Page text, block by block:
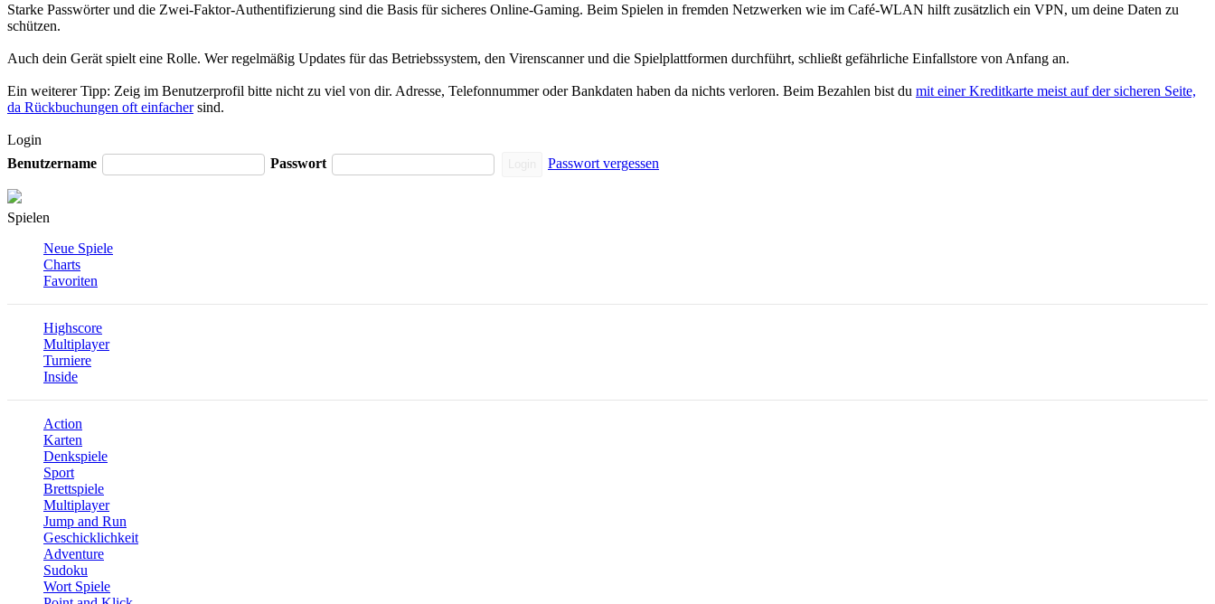
Starke Passwörter und die Zwei-Faktor-Authentifizierung sind die Basis für sicheres Online-Gaming. Beim Spielen in fremden Netzwerken wie im Café-WLAN hilft zusätzlich ein VPN, um deine Daten zu
schützen.
Auch dein Gerät spielt eine Rolle. Wer regelmäßig Updates für das Betriebssystem, den Virenscanner und die Spielplattformen durchführt, schließt gefährliche Einfallstore von Anfang an.
Ein weiterer Tipp: Zeig im Benutzerprofil bitte nicht zu viel von dir. Adresse, Telefonnummer oder Bankdaten haben da nichts verloren. Beim Bezahlen bist du mit einer Kreditkarte meist auf der sicheren Seite,
da Rückbuchungen oft einfachersind.
Login
Benutzername
Passwort Passwort vergessen
Spielen
Neue Spiele
Charts
Favoriten
Highscore
Multiplayer
Turniere
Inside
Action
Karten
Denkspiele
Sport
Brettspiele
Multiplayer
Jump and Run
Geschicklichkeit
Adventure
Sudoku
Wort Spiele